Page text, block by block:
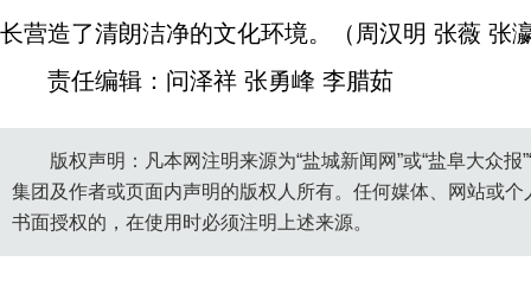
长营造了清朗洁净的文化环境。（周汉明 张薇 张
责任编辑：问泽祥 张勇峰 李腊茹
版权声明：凡本网注明来源为“盐城新闻网”或“盐阜大众
集团及作者或页面内声明的版权人所有。任何媒体、网站或
书面授权的，在使用时必须注明上述来源。